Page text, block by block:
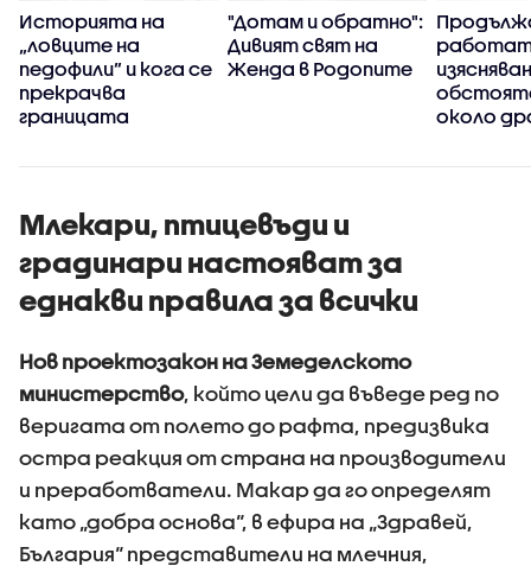
Историята на
„ловците на
педофили” и кога се
прекрачва
границата
"Дотам и обратно":
Дивият свят на
Женда в Родопите
около
Млекари, птицевъди и
градинари настояват за
еднакви правила за всички
Нов проектозакон на Земеделското
министерство, който цели да въведе ред по
веригата от полето до рафта, предизвика
остра реакция от страна на производители
и преработватели. Макар да го определят
като „добра основа“, в ефира на „Здравей,
България“ представители на млечния,